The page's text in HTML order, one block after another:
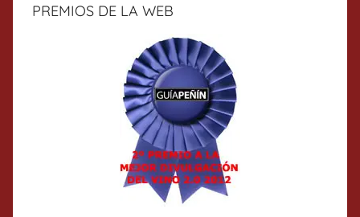
PREMIOS DE LA WEB